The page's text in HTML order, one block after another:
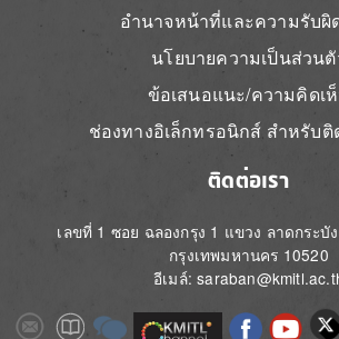
อำนาจหน้าที่และความรับผิ
นโยบายความเป็นส่วน
ข้อเสนอแนะ/ความคิดเ
ช่องทางอิเล็กทรอนิกส์ สำหรับติ
ติดต่อเรา
เลขที่ 1 ซอย ฉลองกรุง 1 แขวง ลาดกระบั
กรุงเทพมหานคร 10520
อีเมล์:
ImageImageImage Image ImageImage